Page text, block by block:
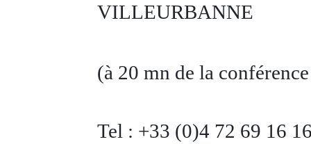
VILLEURBANNE
(à 20 mn de la
Tel : +33 (0)4 72 69 16